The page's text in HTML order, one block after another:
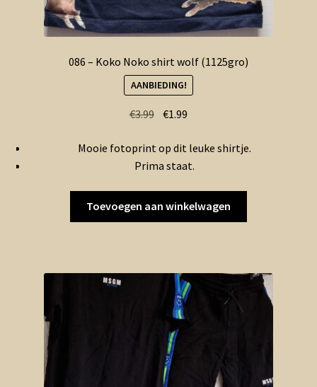
086 – Koko Noko shirt wolf (1125gro)
AANBIEDING!
€3.99 Oorspronkelijke
was:
€3.99.
€1.99
is:
€1.99.
Mooie fotoprint op dit leuke shirtje.
Prima staat.
Toevoegen aan winkelwagen